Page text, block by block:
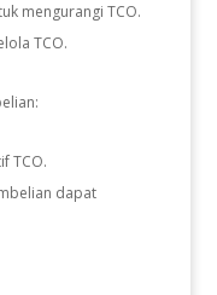
mengurangi TCO.
TCO.
TCO.
dapat